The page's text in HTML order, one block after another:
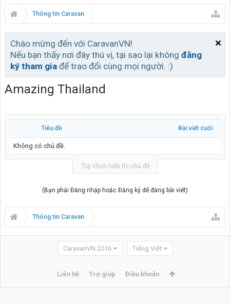
Thông tin Caravan
Chào mừng đến với CaravanVN!
Nếu bạn thấy nơi đây thú vị, tại sao lại không đăng
ký tham gia để trao đổi cùng mọi người. :)
Amazing Thailand
Tiêu đề Bài viết cuối
Không có chủ đề.
Tùy chọn hiển thị chủ đề
(Bạn phải Đăng nhập hoặc Đăng ký để đăng bài viết)
Thông tin Caravan
CaravanVN 2016 Tiếng Việt
Liên hệ Trợ giúp Điều khoản